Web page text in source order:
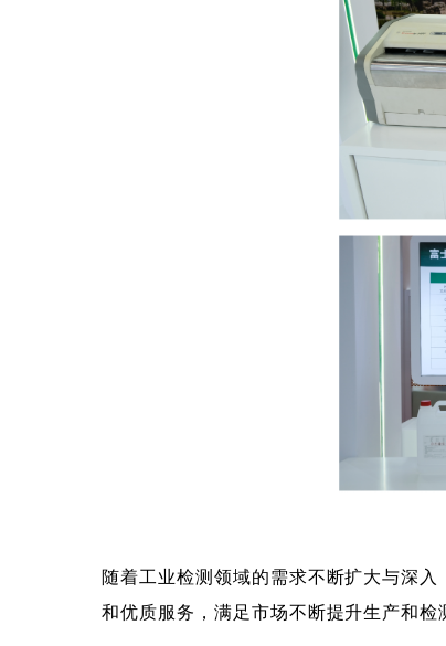
随着工业检测领域的需求不断扩大与深
和优质服务，满足市场不断提升生产和检